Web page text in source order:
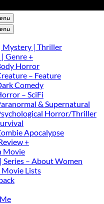
Mystery | Thriller
Genre +
Horror
– Feature
Comedy
– SciFi
& Supernatural
Horror/Thriller
Apocalypse
+
Movie
Series – About Women
Lists